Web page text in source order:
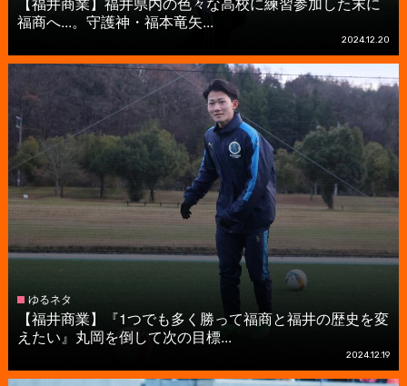
福商へ...。守護神・福本竜矢...
2024.12.20
ゆるネタ
【福井商業】『1つでも多く勝って福商と福井の歴史を変
えたい』丸岡を倒して次の目標...
2024.12.19